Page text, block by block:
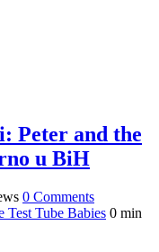
Peter and the
u BiH
0 Comments
Test Tube Babies 0 min